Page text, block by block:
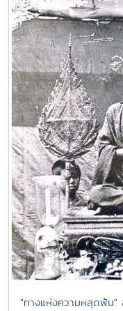
"ทางแห่งความหลุดพ้น